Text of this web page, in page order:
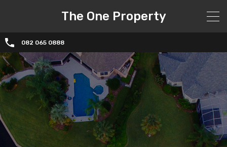
The One Property
082 065 0888